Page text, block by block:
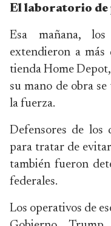
El laboratorio de
Esa mañana,
extendieron a
tienda Home
su mano de obra
la fuerza.
Defensores de los
para tratar de
también fueron
federales.
Los operativos de